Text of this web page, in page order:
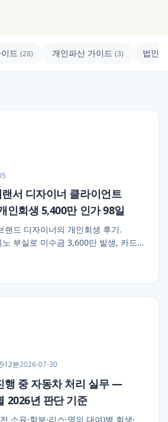
드 (28) 개인파산 가이드 (3) 법인
서 디자이너 클라이언트
인회생 5,400만 인가 98일
랜드 디자이너의 개인회생 후기.
부실로 미수금 3,600만 발생, 카드·
인가. 프리랜서·1인 자영업자 채무
12분2026-07-30
행 중 자동차 처리 실무 —
2026년 판단 기준
소유·할부·리스·명의 대여)별 회생·